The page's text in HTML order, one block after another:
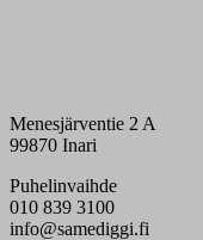
Menesjärventie 2 A
99870 Inari
Puhelinvaihde
010 839 3100
info@samediggi.fi